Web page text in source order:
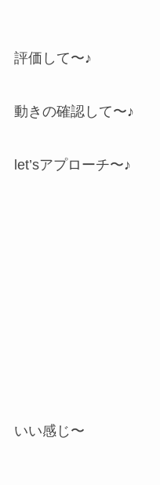
評価して〜♪
動きの確認して〜♪
let’sアプローチ〜♪
いい感じ〜